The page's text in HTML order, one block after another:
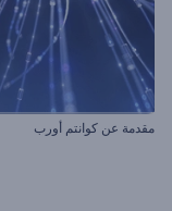
مقدمة عن كوانتم أورب